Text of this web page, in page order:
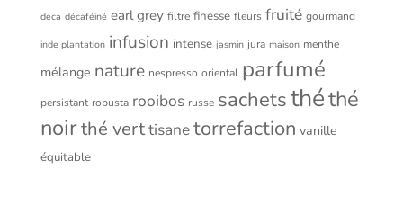
déca décaféiné earl grey filtre finesse fleurs fruité gourmand
inde plantation infusion intense jasmin jura maison menthe
mélange nature nespresso oriental parfumé
persistant robusta rooibos russe sachetsthéthé
noirthé verttisanetorrefaction vanille
équitable